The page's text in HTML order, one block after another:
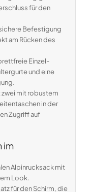
für den
Befestigung
am Rücken des
Einzel-
und eine
mit robustem
in der
Zugriff auf
im
Alpinrucksack mit
Look.
für den Schirm, die